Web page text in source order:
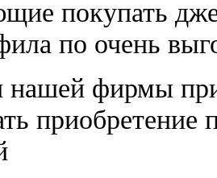
покупать
по очень
нашей фирмы
приобретение